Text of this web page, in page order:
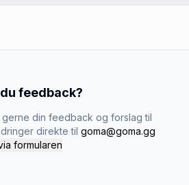
feedback?
gerne din feedback og forslag til
direkte til goma@goma.gg
formularen